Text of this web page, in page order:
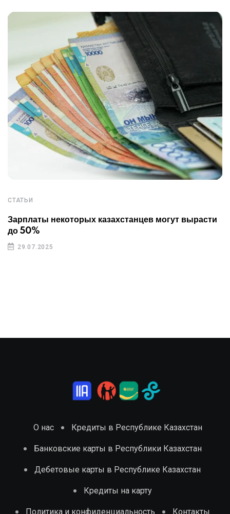
СТАТЬИ
Зарплаты некоторых казахстанцев могут вырасти
до 50%
29.07.2025
О нас Кредиты в Республике Казахстан
Банковские карты в Республики Казахстан
Дебетовые карты в Республике Казахстан
Кредиты на карту
Политика и конфиденциальность Контакты